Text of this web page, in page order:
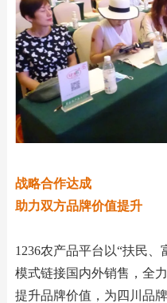
战略合作达成
助力双方品牌价值提升
1236农产品平台以“扶民、
模式链接国内外销售，全
提升品牌价值，为四川品